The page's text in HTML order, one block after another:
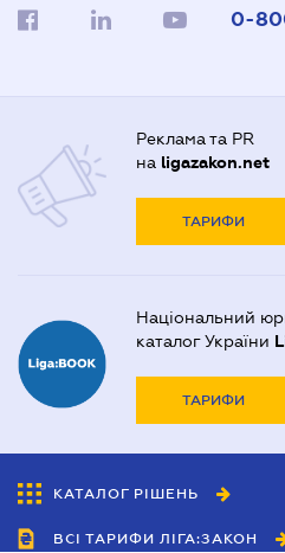
0-
Реклама та PR
на ligazakon.net
ТАРИФИ
Національний
каталог України
ТАРИФИ
КАТАЛОГ РІШЕНЬ
ВСІ ТАРИФИ ЛІГА:ЗАКОН